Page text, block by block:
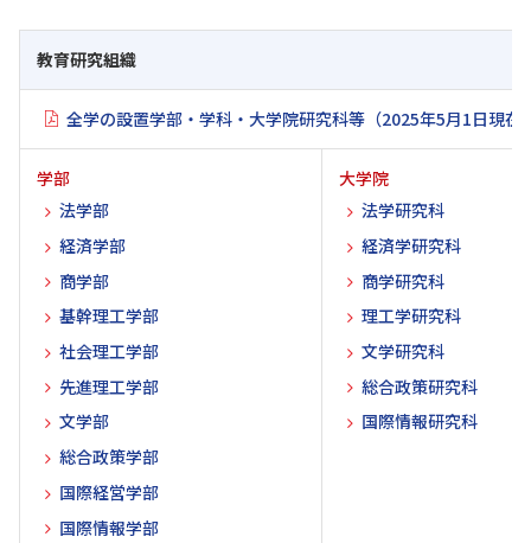
教育研究組織
全学の設置学部・学科・大学院研究科等（2025年5月1日現在
学部
法学部
経済学部
商学部
基幹理工学部
社会理工学部
先進理工学部
文学部
総合政策学部
国際経営学部
国際情報学部
大学院
法学研究科
経済学研究科
商学研究科
理工学研究科
文学研究科
総合政策研究科
国際情報研究科